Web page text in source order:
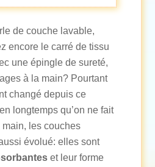
de couche lavable,
encore le carré de tissu
une épingle de sureté,
à la main? Pourtant
changé depuis ce
longtemps qu’on ne fait
les couches
évolué: elles sont
et leur forme